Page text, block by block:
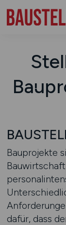
Bauprojekte
dafür, dass